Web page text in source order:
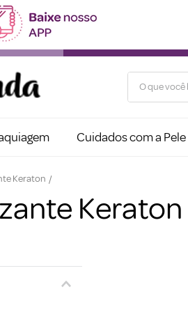
O que você
Cuidados com a Pele
Keraton
Keraton